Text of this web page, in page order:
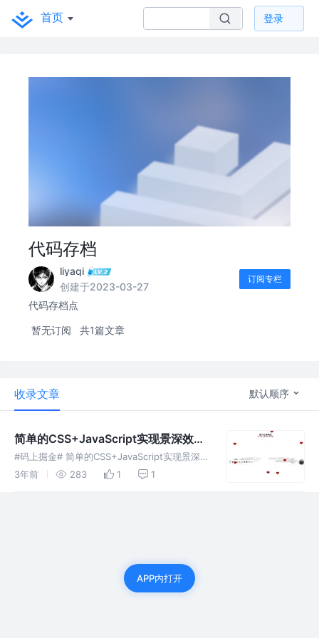
首页 登录
代码存档
liyaqi
创建于2023-03-27
订阅专栏
代码存档点
暂无订阅 共1篇文章
收录文章 默认顺序
简单的CSS+JavaScript实现景深效果
和爱心飘落，制作甜甜恋爱记录页面
#码上掘金# 简单的CSS+JavaScript实现景深效
果和爱心飘落，制作甜甜恋爱记录页面 jcode
3年前 283 1 1
APP内打开